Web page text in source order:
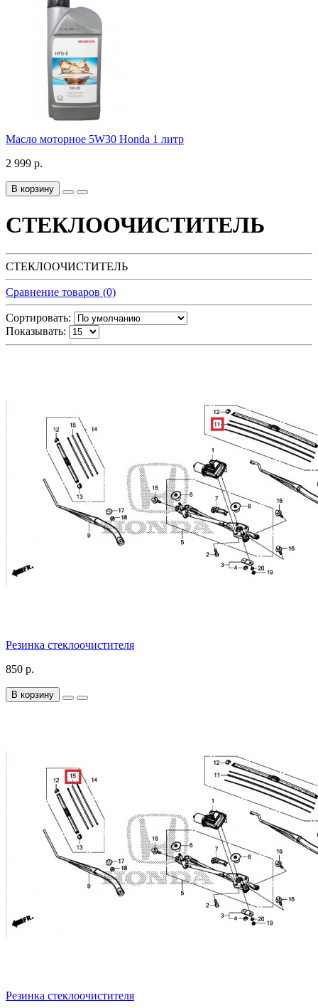
Масло моторное 5W30 Honda 1 литр
2 999 р.
В корзину
СТЕКЛООЧИСТИТЕЛЬ
СТЕКЛООЧИСТИТЕЛЬ
Сравнение товаров (0)
Сортировать:
Показывать:
Резинка стеклоочистителя
850 р.
В корзину
Резинка стеклоочистителя